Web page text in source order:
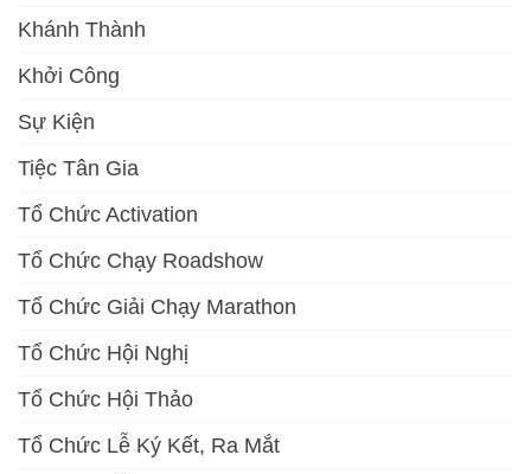
Khánh Thành
Khởi Công
Sự Kiện
Tiệc Tân Gia
Tổ Chức Activation
Tổ Chức Chạy Roadshow
Tổ Chức Giải Chạy Marathon
Tổ Chức Hội Nghị
Tổ Chức Hội Thảo
Tổ Chức Lễ Ký Kết, Ra Mắt